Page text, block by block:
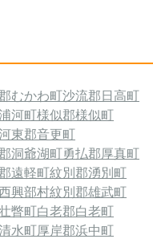
むかわ町沙流郡日高町
河町様似郡様似町
東郡音更町
洞爺湖町勇払郡厚真町
遠軽町紋別郡湧別町
興部村紋別郡雄武町
瞥町白老郡白老町
水町厚岸郡浜中町